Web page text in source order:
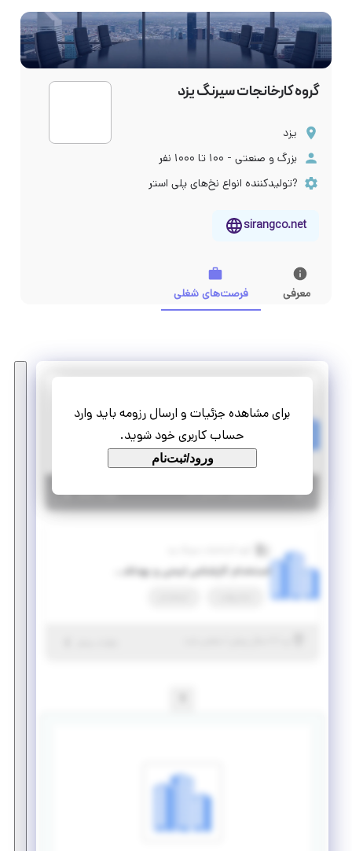
گروه کارخانجات سیرنگ یزد
یزد
بزرگ و صنعتی - ۱۰۰ تا ۱۰۰۰ نفر
?تولیدکننده انواع نخ‌های پلی استر
sirangco.net
معرفی فرصت‌های شغلی
برای مشاهده جزئیات و ارسال رزومه باید وارد
حساب کاربری خود شوید.
ورود/ثبت‌نام
استخدام کارشناس بازرگانی خانم
تمام وقت استخدام
یزد |۶ سال پیش | منقضی شده جزئیات بیشتر